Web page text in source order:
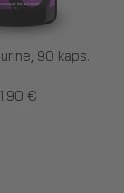
90 kaps.
€